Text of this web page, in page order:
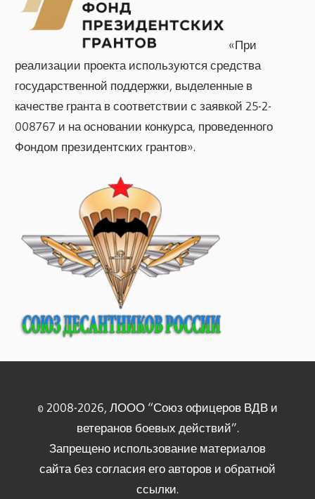
«При
реализации проекта используются средства
государственной поддержки, выделенные в
качестве гранта в соответствии с заявкой 25-2-
008767 и на основании конкурса, проведенного
Фондом президентских грантов».
© 2008-2026, ЛООО “Союз офицеров ВДВ и
ветеранов боевых действий”.
Запрещено использование материалов
сайта без согласия его авторов и обратной
ссылки.